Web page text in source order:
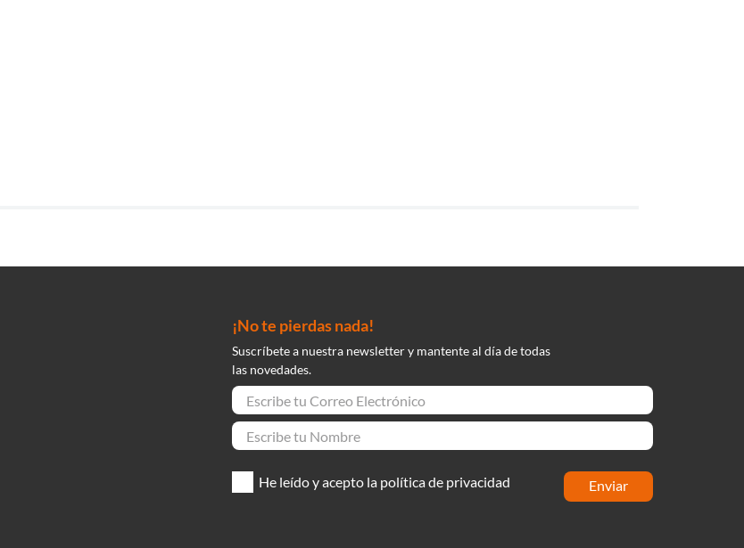
¡No te pierdas nada!
Suscríbete a nuestra newsletter y mantente al día de todas
las novedades.
He leído y acepto la política de privacidad enviar